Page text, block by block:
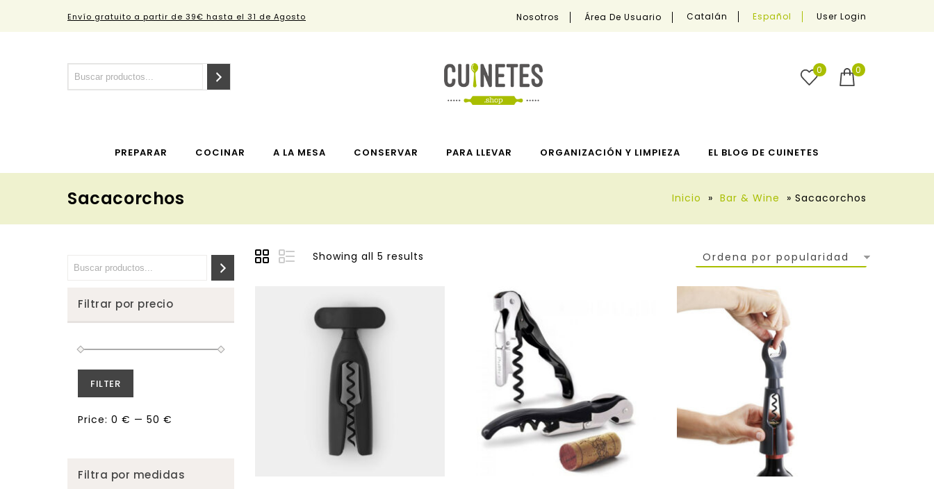
Envío gratuito a partir de 39€ hasta el 31 de Agosto Nosotros Área De Usuario Catalán Español User Login
0
0
PREPARAR COCINAR A LA MESA CONSERVAR PARA LLEVAR ORGANIZACIÓN Y LIMPIEZA EL BLOG DE CUINETES
Sacacorchos Inicio » Bar & Wine » Sacacorchos
Showing all 5 results Ordena por popularidad
Filtrar por precio
FILTER
Price: 0 € — 50 €
Filtra por medidas